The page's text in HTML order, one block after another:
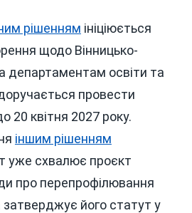
рішенням ініціюється
щодо Вінницько-
департаментам освіти та
провести
20 квітня 2027 року.
іншим рішенням
уже схвалює проєкт
про перепрофілювання
його статут у